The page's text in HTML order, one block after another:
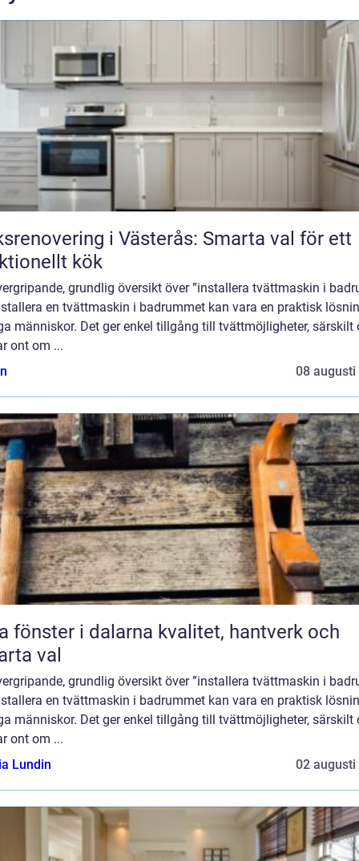
i Västerås: Smarta val för ett
kök
grundlig översikt över ”installera tvättmaskin i
en tvättmaskin i badrummet kan vara en praktisk
människor. Det ger enkel tillgång till tvättmöjligheter, särskilt
ont om ...
08 augusti
i dalarna kvalitet, hantverk och
val
grundlig översikt över ”installera tvättmaskin i
en tvättmaskin i badrummet kan vara en praktisk
människor. Det ger enkel tillgång till tvättmöjligheter, särskilt
ont om ...
Lundin
02 augusti